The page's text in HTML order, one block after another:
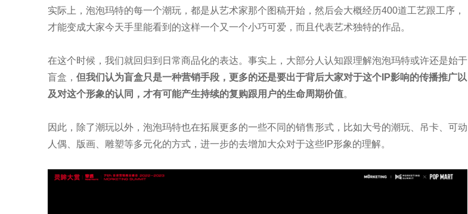
实际上，泡泡玛特的每一个潮玩，都是从艺术家那个图稿开始，然后会大概经历400道工艺跟工序，
才能变成大家今天手里能看到的这样一个又一个小巧可爱，而且代表艺术独特的作品。
在这个时候，我们就回归到日常商品化的表达。事实上，大部分人认知跟理解泡泡玛特或许还是始于
盲盒， 但我们认为盲盒只是一种营销手段，更多的还是要出于背后大家对于这个IP影响的传播推广以
及对这个形象的认同，才有可能产生持续的复购跟用户的生命周期价值。
因此，除了潮玩以外，泡泡玛特也在拓展更多的一些不同的销售形式，比如大号的潮玩、吊卡、可动
人偶、版画、雕塑等多元化的方式，进一步的去增加大众对于这些IP形象的理解。